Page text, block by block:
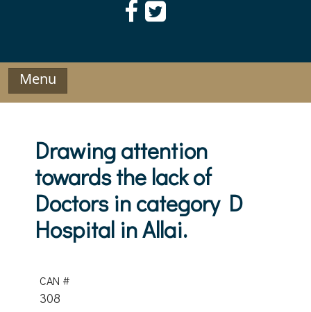
Menu
Drawing attention
towards the lack of
Doctors in category D
Hospital in Allai.
CAN #
308